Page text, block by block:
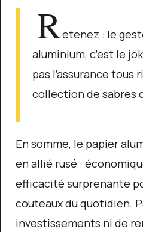
Retenez : le
aluminium, c’est le
pas l’assurance tous
collection de sabres
En somme, le papier
en allié rusé :
efficacité surprenante
couteaux du quotidien.
investissements ni de